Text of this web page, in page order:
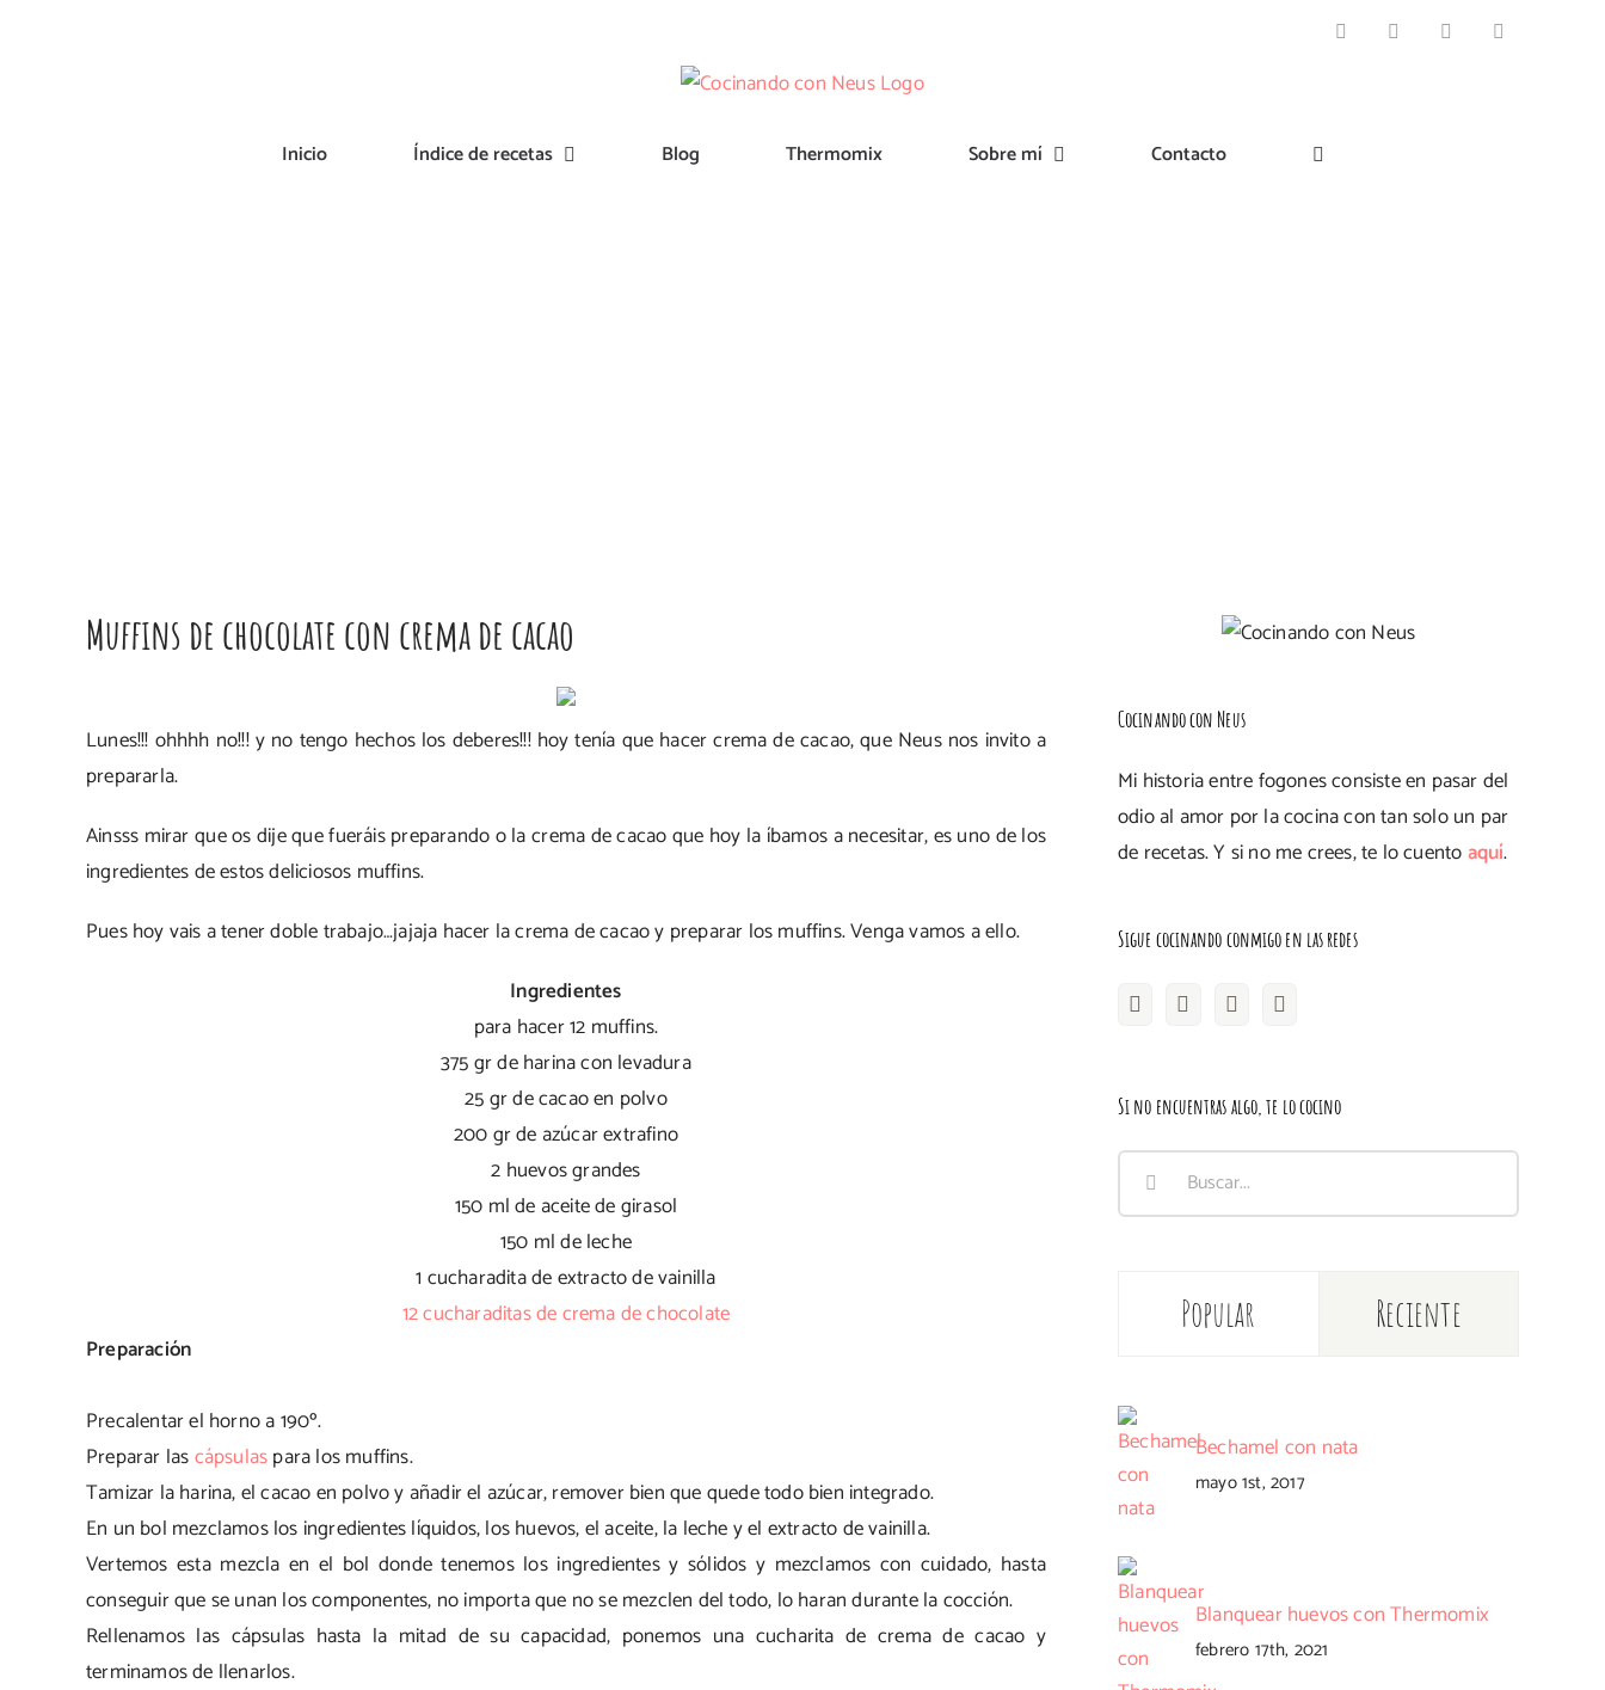
FacebookInstagramPinterest
Inicio Índice de recetas Blog Thermomix Sobre mí Contacto
Muffins de chocolate con crema de cacao
Lunes!!! ohhhh no!!! y no tengo hechos los deberes!!! hoy tenía que hacer crema de cacao, que Neus nos invito a
prepararla.
Ainsss mirar que os dije que fueráis preparando o la crema de cacao que hoy la íbamos a necesitar, es uno de los
ingredientes de estos deliciosos muffins.
Pues hoy vais a tener doble trabajo…jajaja hacer la crema de cacao y preparar los muffins. Venga vamos a ello.
Ingredientes
para hacer 12 muffins.
375 gr de harina con levadura
25 gr de cacao en polvo
200 gr de azúcar extrafino
2 huevos grandes
150 ml de aceite de girasol
150 ml de leche
1 cucharadita de extracto de vainilla
12 cucharaditas de crema de chocolate
Preparación
Precalentar el horno a 190º.
Preparar lascápsulaspara los muffins.
Tamizar la harina, el cacao en polvo y añadir el azúcar, remover bien que quede todo bien integrado.
En un bol mezclamos los ingredientes líquidos, los huevos, el aceite, la leche y el extracto de vainilla.
Vertemos esta mezcla en el bol donde tenemos los ingredientes y sólidos y mezclamos con cuidado, hasta
conseguir que se unan los componentes, no importa que no se mezclen del todo, lo haran durante la cocción.
Rellenamos las cápsulas hasta la mitad de su capacidad, ponemos una cucharita de crema de cacao y
terminamos de llenarlos.
Cocinando con Neus
Mi historia entre fogones consiste en pasar del
odio al amor por la cocina con tan solo un par
de recetas. Y si no me crees, te lo cuentoaquí.
Sigue cocinando conmigo en las redes
Si no encuentras algo, te lo cocino
Buscar:
Popular Reciente
Bechamel con nata
mayo 1st, 2017
Blanquear huevos con Thermomix
febrero 17th, 2021